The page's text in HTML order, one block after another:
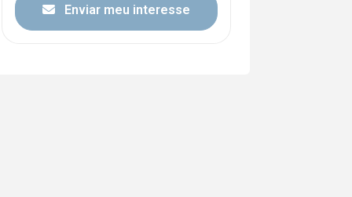
Enviar meu interesse